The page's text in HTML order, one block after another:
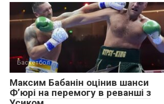
Баскетбол
Максим Бабанін оцінив шанси
Ф’юрі на перемогу в реванші з